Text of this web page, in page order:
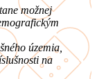
možnej
územia,
na